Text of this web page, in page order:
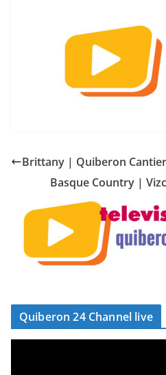
Brittany | Quiberon
Basque Country |
Quiberon 24 Channel live